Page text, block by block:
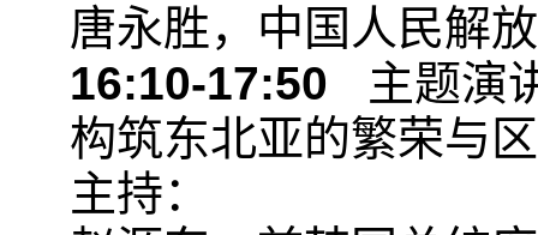
唐永胜，中国人民解
16:10-17:50
主题演
构筑东北亚的繁荣与
主持：